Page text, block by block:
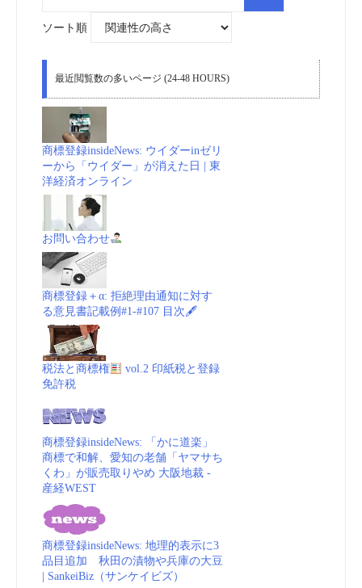
ソート順
最近閲覧数の多いページ (24-48 HOURS)
商標登録insideNews: ウイダーinゼリ
ーから「ウイダー」が消えた日 | 東
洋経済オンライン
お問い合わせ
商標登録＋α: 拒絶理由通知に対す
る意見書記載例#1-#107 目次🖋
税法と商標権
vol.2 印紙税と登録
免許税
商標登録insideNews: 「かに道楽」
商標で和解、愛知の老舗「ヤマサち
くわ」が販売取りやめ 大阪地裁 -
産経WEST
商標登録insideNews: 地理的表示に3
品目追加 秋田の漬物や兵庫の大豆
| SankeiBiz（サンケイビズ）